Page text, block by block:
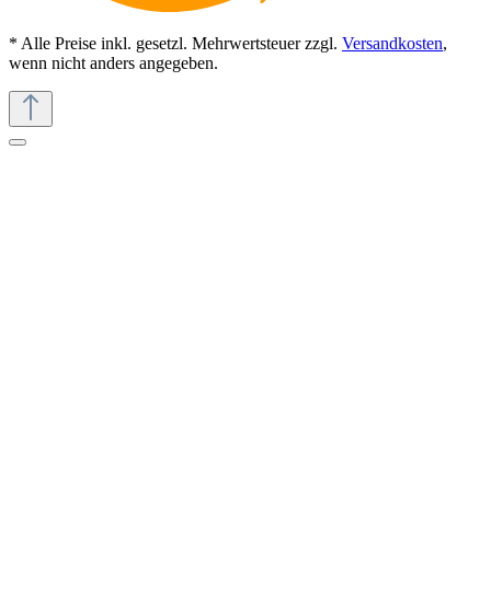
* Alle Preise inkl. gesetzl. Mehrwertsteuer zzgl. Versandkosten,
wenn nicht anders angegeben.